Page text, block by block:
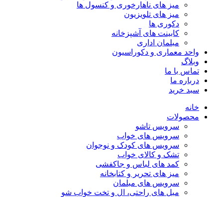
میز های ناهارخوری و کنسول ها
میز های تلویزیون
دکوری ها
کابینت های آشپزخانه
مبلمان اداری
واحد معماری و دکوراسیون
وبلاگ
تماس با ما
درباره ما
سبد خرید
خانه
محصولات
سرویس تاشو
سرویس های خواب
سرویس های کودک و نوجوان
تشک و کالای خواب
کمد های لباس و جاکفشی
میز های تحریر و کتابخانه
سرویس های مبلمان
مبل های راحتی، ال و تخت خواب شو